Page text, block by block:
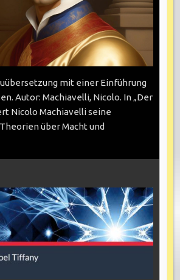
mit einer Einführung
Autor: Machiavelli, Nicolo. In „Der
Nicolo Machiavelli seine
über Macht und